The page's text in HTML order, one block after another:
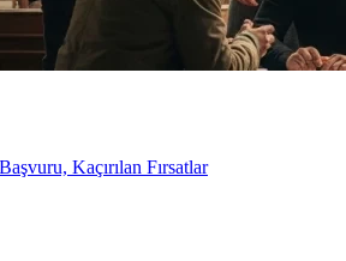
Kaçırılan Fırsatlar